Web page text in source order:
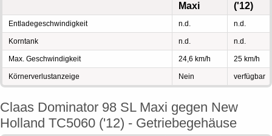
Maxi
('12)
Entladegeschwindigkeit n.d. n.d.
Korntank n.d. n.d.
Max. Geschwindigkeit 24,6 km/h 25 km/h
Körnerverlustanzeige Nein verfügbar
Claas Dominator 98 SL Maxi gegen New
Holland TC5060 ('12) - Getriebegehäuse